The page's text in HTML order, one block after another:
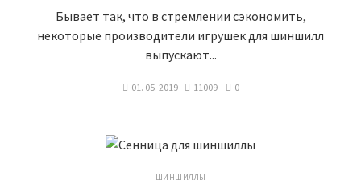
Бывает так, что в стремлении сэкономить,
некоторые производители игрушек для шиншилл
выпускают...
01. 05. 2019 11009 0
ШИНШИЛЛЫ